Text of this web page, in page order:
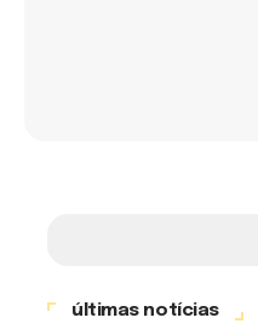
últimas notícias